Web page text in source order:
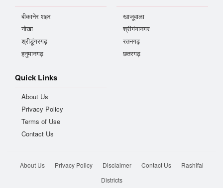
बीकानेर शहर
नोखा
श्रीडूंगरगढ़
हनुमानगढ़
खाजूवाला
श्रीगंगानगर
रतनगढ़
छतरगढ़
Quick Links
About Us
Privacy Policy
Terms of Use
Contact Us
About Us Privacy Policy Disclaimer Contact Us
Rashifal
Districts